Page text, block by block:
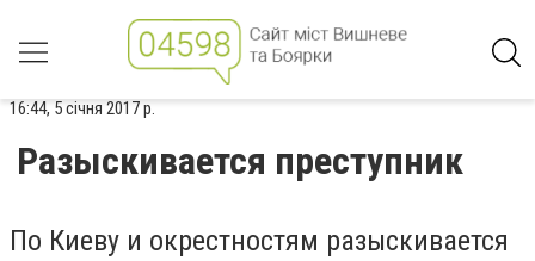
16:44, 5 січня 2017 р.
Разыскивается преступник
По Киеву и окрестностям разыскивается